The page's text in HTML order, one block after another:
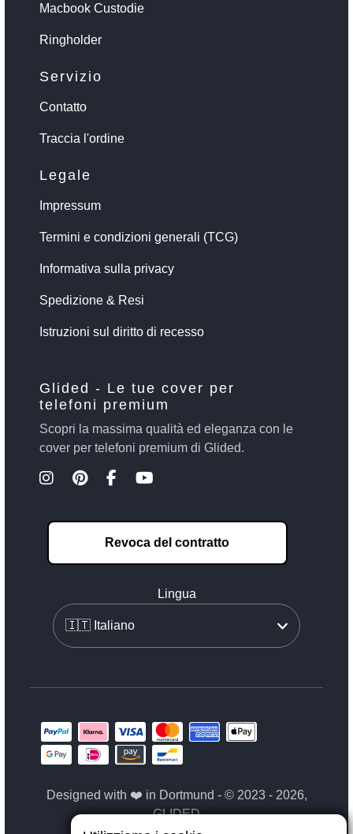
Macbook Custodie
Ringholder
Servizio
Contatto
Traccia l'ordine
Legale
Impressum
Termini e condizioni generali (TCG)
Informativa sulla privacy
Spedizione & Resi
Istruzioni sul diritto di recesso
Glided - Le tue cover per
telefoni premium
Scopri la massima qualità ed eleganza con le
cover per telefoni premium di Glided.
Revoca del contratto
Lingua
Designed with ❤️ in Dortmund - © 2023 - 2026,
GLIDED